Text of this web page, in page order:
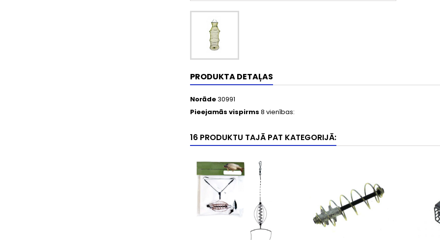
PRODUKTA DETAĻAS
Norāde30991
Pieejamās vispirms 8 vienības:
16 PRODUKTU TAJĀ PAT KATEGORIJĀ: